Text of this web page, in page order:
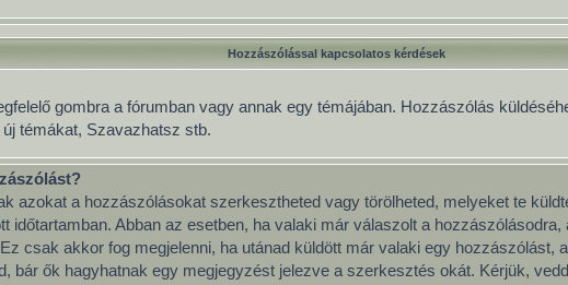
Hozzászólással kapcsolatos kérdések
gombra a fórumban vagy annak egy témájában. Hozzászólás
témákat, Szavazhatsz stb.
azokat a hozzászólásokat szerkesztheted vagy törölheted, melyeket te
időtartamban. Abban az esetben, ha valaki már válaszolt a
csak akkor fog megjelenni, ha utánad küldött már valaki egy hozzászólást,
ők hagyhatnak egy megjegyzést jelezve a szerkesztés okát. Kérjük,